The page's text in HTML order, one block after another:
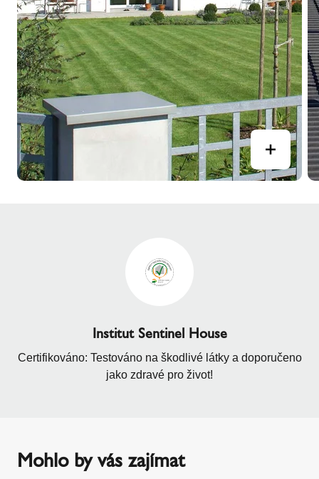
Institut Sentinel House
Certifikováno: Testováno na škodlivé látky a doporučeno
jako zdravé pro život!
Mohlo by vás zajímat